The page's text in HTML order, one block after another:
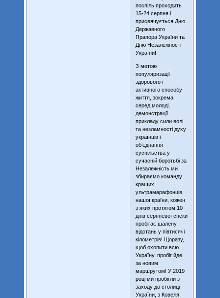
поспіль проходить
15-24 серпня і
присвячується Дню
Державного
Прапора України та
Дню Незалежності
України!
З метою
популяризації
здорового і
активного способу
життя, зокрема
серед молоді,
демонстрації
прикладу сили волі
та незламності духу
українців і
об’єднання
суспільства у
сучасній боротьбі за
Незалежність ми
збираємо команду
кращих
ультрамарафонців
нашої країни, кожен
з яких протягом 10
днів серпневої спеки
пробігає шалену
відстань у півтисячі
кілометрів! Щоразу,
щоб охопити всю
Україну, пробіг йде
за новим
маршрутом! У 2019
році ми пробігли з
заходу до столиці
України, з Ковеля